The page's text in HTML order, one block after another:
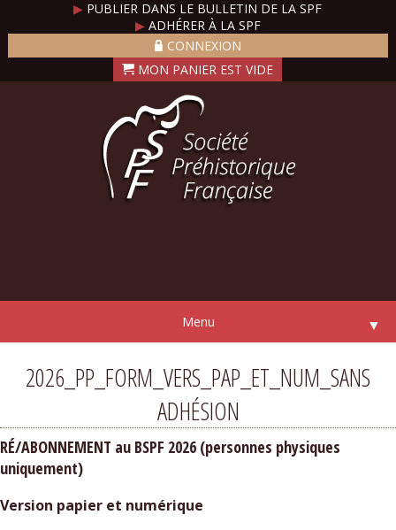
▶ PUBLIER DANS LE BULLETIN DE LA SPF
▶ADHÉRER À LA SPF
CONNEXION
Menu ▼
2026_PP_FORM_VERS_PAP_ET_NUM_SANS
ADHÉSION
RÉ/ABONNEMENT au BSPF 2026 (personnes physiques
uniquement)
Version papier et numérique